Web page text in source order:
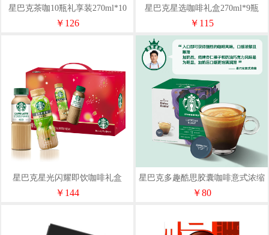
星巴克茶咖10瓶礼享装270ml*10
瓶
￥126
星巴克星选咖啡礼盒270ml*9瓶
￥115
星巴克星光闪耀即饮咖啡礼盒
270ml*10瓶
￥144
星巴克多趣酷思胶囊咖啡意式浓缩
12颗适用多趣酷思咖啡机
￥80